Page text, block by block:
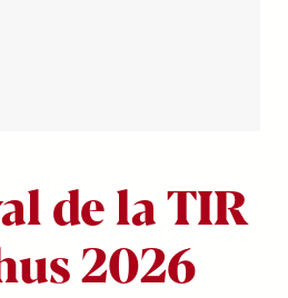
de la TIR
2026